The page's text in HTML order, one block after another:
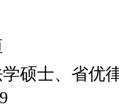
硕士、省优